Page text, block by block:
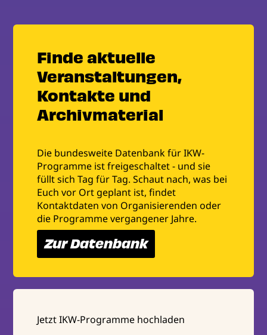
Finde aktuelle
Veranstaltungen,
Kontakte und
Archivmaterial
Die bundesweite Datenbank für IKW-
Programme ist freigeschaltet - und sie
füllt sich Tag für Tag. Schaut nach, was bei
Euch vor Ort geplant ist, findet
Kontaktdaten von Organisierenden oder
die Programme vergangener Jahre.
Zur Datenbank
Jetzt IKW-Programme hochladen